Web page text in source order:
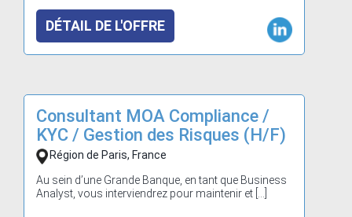
DÉTAIL DE L'OFFRE
Consultant MOA Compliance /
KYC / Gestion des Risques (H/F)
Région de Paris, France
Au sein d’une Grande Banque, en tant que Business
Analyst, vous interviendrez pour maintenir et […]